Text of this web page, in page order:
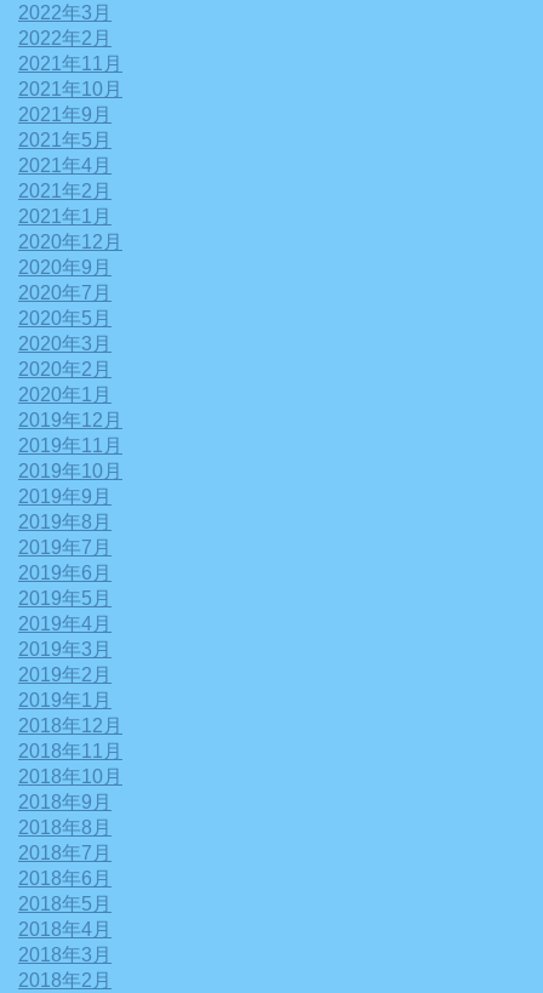
2022年3月
2022年2月
2021年11月
2021年10月
2021年9月
2021年5月
2021年4月
2021年2月
2021年1月
2020年12月
2020年9月
2020年7月
2020年5月
2020年3月
2020年2月
2020年1月
2019年12月
2019年11月
2019年10月
2019年9月
2019年8月
2019年7月
2019年6月
2019年5月
2019年4月
2019年3月
2019年2月
2019年1月
2018年12月
2018年11月
2018年10月
2018年9月
2018年8月
2018年7月
2018年6月
2018年5月
2018年4月
2018年3月
2018年2月